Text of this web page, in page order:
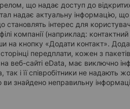
що надає доступ до
надає актуальну інформацію, що
становлять інтерес для
компанії (наприклад:
на кнопку «Додати контакт».
передплати, кожен з
веб-сайті eData, має виключно
і її співробітники не надають
ви знайдено неправильну